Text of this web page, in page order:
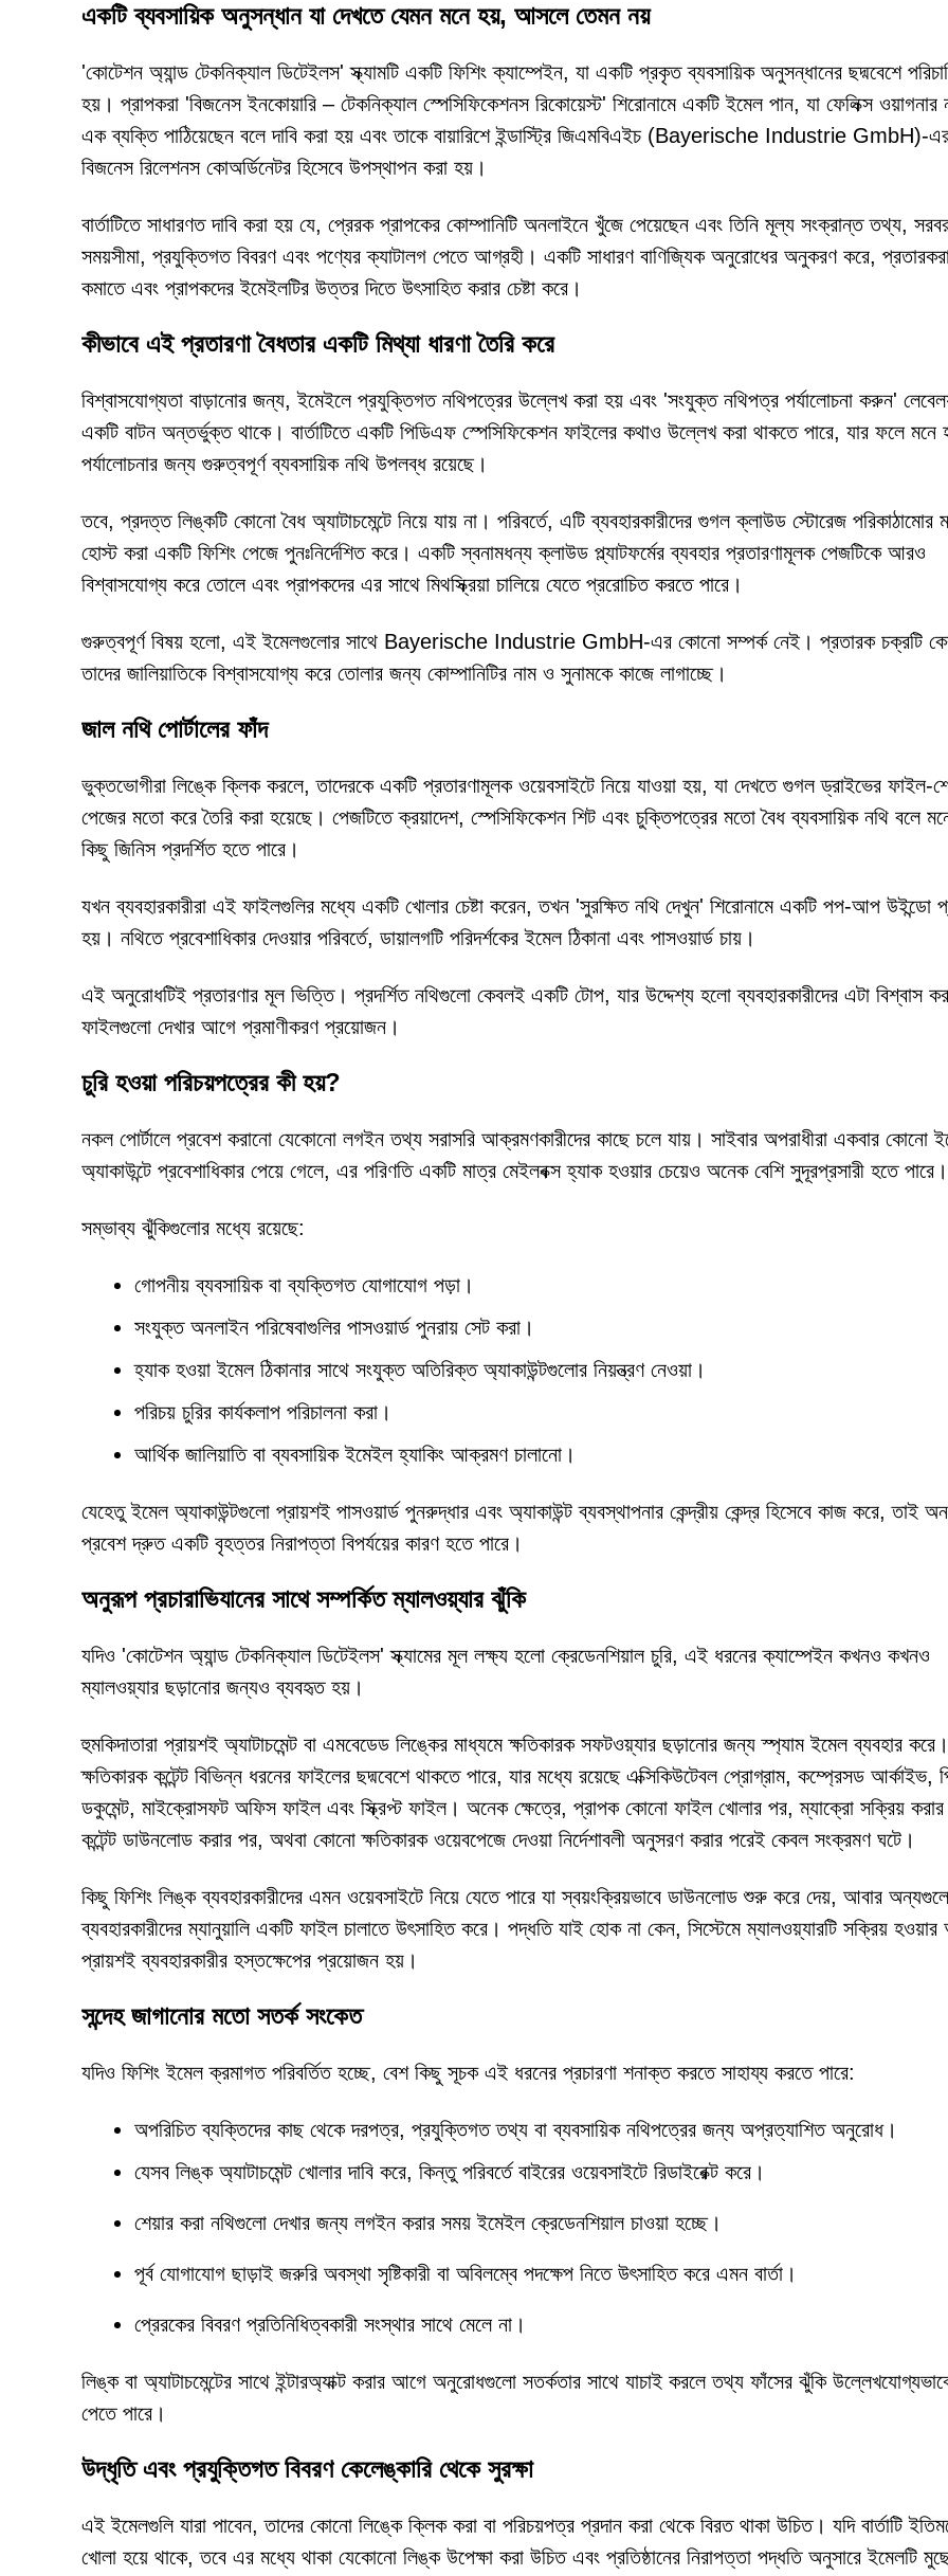
একটি ব্যবসায়িক অনুসন্ধান যা দেখতে যেমন মনে হয়, আসলে তেমন নয়
'কোটেশন অ্যান্ড টেকনিক্যাল ডিটেইলস' স্ক্যামটি একটি ফিশিং ক্যাম্পেইন, যা একটি প্রকৃত ব্যবসায়িক অনুসন্ধানের ছদ্মবেশে
হয়। প্রাপকরা 'বিজনেস ইনকোয়ারি – টেকনিক্যাল স্পেসিফিকেশনস রিকোয়েস্ট' শিরোনামে একটি ইমেল পান, যা ফেলিক্স ওয়াগনার
এক ব্যক্তি পাঠিয়েছেন বলে দাবি করা হয় এবং তাকে বায়ারিশে ইন্ডাস্ট্রি জিএমবিএইচ (Bayerische Industrie GmbH)-
বিজনেস রিলেশনস কোঅর্ডিনেটর হিসেবে উপস্থাপন করা হয়।
বার্তাটিতে সাধারণত দাবি করা হয় যে, প্রেরক প্রাপকের কোম্পানিটি অনলাইনে খুঁজে পেয়েছেন এবং তিনি মূল্য সংক্রান্ত তথ্য,
সময়সীমা, প্রযুক্তিগত বিবরণ এবং পণ্যের ক্যাটালগ পেতে আগ্রহী। একটি সাধারণ বাণিজ্যিক অনুরোধের অনুকরণ করে, প্রতারকরা
কমাতে এবং প্রাপকদের ইমেইলটির উত্তর দিতে উৎসাহিত করার চেষ্টা করে।
কীভাবে এই প্রতারণা বৈধতার একটি মিথ্যা ধারণা তৈরি করে
বিশ্বাসযোগ্যতা বাড়ানোর জন্য, ইমেইলে প্রযুক্তিগত নথিপত্রের উল্লেখ করা হয় এবং 'সংযুক্ত নথিপত্র পর্যালোচনা করুন'
একটি বাটন অন্তর্ভুক্ত থাকে। বার্তাটিতে একটি পিডিএফ স্পেসিফিকেশন ফাইলের কথাও উল্লেখ করা থাকতে পারে, যার ফলে মনে
পর্যালোচনার জন্য গুরুত্বপূর্ণ ব্যবসায়িক নথি উপলব্ধ রয়েছে।
তবে, প্রদত্ত লিঙ্কটি কোনো বৈধ অ্যাটাচমেন্টে নিয়ে যায় না। পরিবর্তে, এটি ব্যবহারকারীদের গুগল ক্লাউড স্টোরেজ পরিকাঠামোর
হোস্ট করা একটি ফিশিং পেজে পুনঃনির্দেশিত করে। একটি স্বনামধন্য ক্লাউড প্ল্যাটফর্মের ব্যবহার প্রতারণামূলক পেজটিকে আরও
বিশ্বাসযোগ্য করে তোলে এবং প্রাপকদের এর সাথে মিথস্ক্রিয়া চালিয়ে যেতে প্ররোচিত করতে পারে।
গুরুত্বপূর্ণ বিষয় হলো, এই ইমেলগুলোর সাথে Bayerische Industrie GmbH-এর কোনো সম্পর্ক নেই। প্রতারক চক্রটি
তাদের জালিয়াতিকে বিশ্বাসযোগ্য করে তোলার জন্য কোম্পানিটির নাম ও সুনামকে কাজে লাগাচ্ছে।
জাল নথি পোর্টালের ফাঁদ
ভুক্তভোগীরা লিঙ্কে ক্লিক করলে, তাদেরকে একটি প্রতারণামূলক ওয়েবসাইটে নিয়ে যাওয়া হয়, যা দেখতে গুগল ড্রাইভের ফাইল-
পেজের মতো করে তৈরি করা হয়েছে। পেজটিতে ক্রয়াদেশ, স্পেসিফিকেশন শিট এবং চুক্তিপত্রের মতো বৈধ ব্যবসায়িক নথি বলে
কিছু জিনিস প্রদর্শিত হতে পারে।
যখন ব্যবহারকারীরা এই ফাইলগুলির মধ্যে একটি খোলার চেষ্টা করেন, তখন 'সুরক্ষিত নথি দেখুন' শিরোনামে একটি পপ-আপ উইন্ডো
হয়। নথিতে প্রবেশাধিকার দেওয়ার পরিবর্তে, ডায়ালগটি পরিদর্শকের ইমেল ঠিকানা এবং পাসওয়ার্ড চায়।
এই অনুরোধটিই প্রতারণার মূল ভিত্তি। প্রদর্শিত নথিগুলো কেবলই একটি টোপ, যার উদ্দেশ্য হলো ব্যবহারকারীদের এটা বিশ্বাস
ফাইলগুলো দেখার আগে প্রমাণীকরণ প্রয়োজন।
চুরি হওয়া পরিচয়পত্রের কী হয়?
নকল পোর্টালে প্রবেশ করানো যেকোনো লগইন তথ্য সরাসরি আক্রমণকারীদের কাছে চলে যায়। সাইবার অপরাধীরা একবার কোনো
অ্যাকাউন্টে প্রবেশাধিকার পেয়ে গেলে, এর পরিণতি একটি মাত্র মেইলবক্স হ্যাক হওয়ার চেয়েও অনেক বেশি সুদূরপ্রসারী হতে পারে।
সম্ভাব্য ঝুঁকিগুলোর মধ্যে রয়েছে:
গোপনীয় ব্যবসায়িক বা ব্যক্তিগত যোগাযোগ পড়া।
সংযুক্ত অনলাইন পরিষেবাগুলির পাসওয়ার্ড পুনরায় সেট করা।
হ্যাক হওয়া ইমেল ঠিকানার সাথে সংযুক্ত অতিরিক্ত অ্যাকাউন্টগুলোর নিয়ন্ত্রণ নেওয়া।
পরিচয় চুরির কার্যকলাপ পরিচালনা করা।
আর্থিক জালিয়াতি বা ব্যবসায়িক ইমেইল হ্যাকিং আক্রমণ চালানো।
যেহেতু ইমেল অ্যাকাউন্টগুলো প্রায়শই পাসওয়ার্ড পুনরুদ্ধার এবং অ্যাকাউন্ট ব্যবস্থাপনার কেন্দ্রীয় কেন্দ্র হিসেবে কাজ করে, তাই
প্রবেশ দ্রুত একটি বৃহত্তর নিরাপত্তা বিপর্যয়ের কারণ হতে পারে।
অনুরূপ প্রচারাভিযানের সাথে সম্পর্কিত ম্যালওয়্যার ঝুঁকি
যদিও 'কোটেশন অ্যান্ড টেকনিক্যাল ডিটেইলস' স্ক্যামের মূল লক্ষ্য হলো ক্রেডেনশিয়াল চুরি, এই ধরনের ক্যাম্পেইন কখনও কখনও
ম্যালওয়্যার ছড়ানোর জন্যও ব্যবহৃত হয়।
হুমকিদাতারা প্রায়শই অ্যাটাচমেন্ট বা এমবেডেড লিঙ্কের মাধ্যমে ক্ষতিকারক সফটওয়্যার ছড়ানোর জন্য স্প্যাম ইমেল ব্যবহার
ক্ষতিকারক কন্টেন্ট বিভিন্ন ধরনের ফাইলের ছদ্মবেশে থাকতে পারে, যার মধ্যে রয়েছে এক্সিকিউটেবল প্রোগ্রাম, কম্প্রেসড আর্কাইভ,
ডকুমেন্ট, মাইক্রোসফট অফিস ফাইল এবং স্ক্রিপ্ট ফাইল। অনেক ক্ষেত্রে, প্রাপক কোনো ফাইল খোলার পর, ম্যাক্রো সক্রিয়
কন্টেন্ট ডাউনলোড করার পর, অথবা কোনো ক্ষতিকারক ওয়েবপেজে দেওয়া নির্দেশাবলী অনুসরণ করার পরেই কেবল সংক্রমণ ঘটে।
কিছু ফিশিং লিঙ্ক ব্যবহারকারীদের এমন ওয়েবসাইটে নিয়ে যেতে পারে যা স্বয়ংক্রিয়ভাবে ডাউনলোড শুরু করে দেয়, আবার
ব্যবহারকারীদের ম্যানুয়ালি একটি ফাইল চালাতে উৎসাহিত করে। পদ্ধতি যাই হোক না কেন, সিস্টেমে ম্যালওয়্যারটি সক্রিয়
প্রায়শই ব্যবহারকারীর হস্তক্ষেপের প্রয়োজন হয়।
সন্দেহ জাগানোর মতো সতর্ক সংকেত
যদিও ফিশিং ইমেল ক্রমাগত পরিবর্তিত হচ্ছে, বেশ কিছু সূচক এই ধরনের প্রচারণা শনাক্ত করতে সাহায্য করতে পারে:
অপরিচিত ব্যক্তিদের কাছ থেকে দরপত্র, প্রযুক্তিগত তথ্য বা ব্যবসায়িক নথিপত্রের জন্য অপ্রত্যাশিত অনুরোধ।
যেসব লিঙ্ক অ্যাটাচমেন্ট খোলার দাবি করে, কিন্তু পরিবর্তে বাইরের ওয়েবসাইটে রিডাইরেক্ট করে।
শেয়ার করা নথিগুলো দেখার জন্য লগইন করার সময় ইমেইল ক্রেডেনশিয়াল চাওয়া হচ্ছে।
পূর্ব যোগাযোগ ছাড়াই জরুরি অবস্থা সৃষ্টিকারী বা অবিলম্বে পদক্ষেপ নিতে উৎসাহিত করে এমন বার্তা।
প্রেরকের বিবরণ প্রতিনিধিত্বকারী সংস্থার সাথে মেলে না।
লিঙ্ক বা অ্যাটাচমেন্টের সাথে ইন্টারঅ্যাক্ট করার আগে অনুরোধগুলো সতর্কতার সাথে যাচাই করলে তথ্য ফাঁসের ঝুঁকি
পেতে পারে।
উদ্ধৃতি এবং প্রযুক্তিগত বিবরণ কেলেঙ্কারি থেকে সুরক্ষা
এই ইমেলগুলি যারা পাবেন, তাদের কোনো লিঙ্কে ক্লিক করা বা পরিচয়পত্র প্রদান করা থেকে বিরত থাকা উচিত। যদি বার্তাটি
খোলা হয়ে থাকে, তবে এর মধ্যে থাকা যেকোনো লিঙ্ক উপেক্ষা করা উচিত এবং প্রতিষ্ঠানের নিরাপত্তা পদ্ধতি অনুসারে ইমেলটি